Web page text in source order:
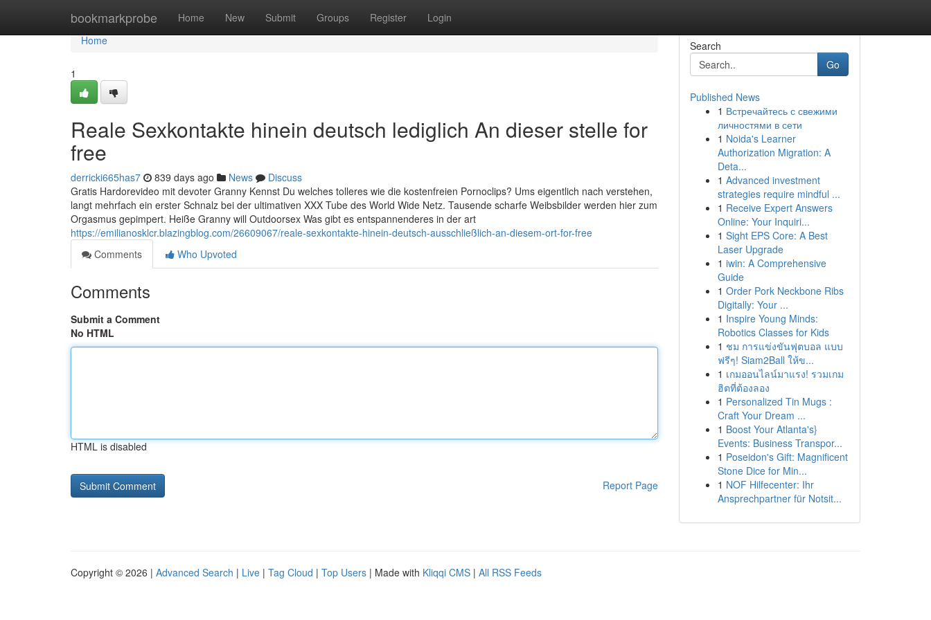
bookmarkprobe Home New Submit Groups Register Login
Home
Home
1
Reale Sexkontakte hinein deutsch lediglich An dieser stelle for
free
derricki665has7 839 days ago News
Discuss
Gratis Hardorevideo mit devoter Granny Kennst Du welches tolleres wie die kostenfreien Pornoclips? Ums eigentlich nach verstehen,
langt mehrfach ein erster Schnalz bei der ultimativen XXX Tube des World Wide Netz. Tausende scharfe Weibsbilder werden hier zum
Orgasmus gepimpert. Heiße Granny will Outdoorsex Was gibt es entspannenderes in der art
https://emilianosklcr.blazingblog.com/26609067/reale-sexkontakte-hinein-deutsch-ausschließlich-an-diesem-ort-for-free
Comments
Who Upvoted
Comments
Submit a Comment
No HTML
HTML is disabled
Report Page
Search
Go
Published News
1 Встречайтесь с свежими
личностями в сети
1 Noida's Learner
Authorization Migration: A
Deta...
1 Advanced investment
strategies require mindful ...
1 Receive Expert Answers
Online: Your Inquiri...
1 Sight EPS Core: A Best
Laser Upgrade
1 iwin: A Comprehensive
Guide
1 Order Pork Neckbone Ribs
Digitally: Your ...
1 Inspire Young Minds:
Robotics Classes for Kids
1 ชม การแข่งขันฟุตบอล แบบ
ฟรีๆ! Siam2Ball ให้ข...
1 เกมออนไลน์มาแรง! รวมเกม
ฮิตที่ต้องลอง
1 Personalized Tin Mugs :
Craft Your Dream ...
1 Boost Your Atlanta's}
Events: Business Transpor...
1 Poseidon's Gift: Magnificent
Stone Dice for Min...
1 NOF Hilfecenter: Ihr
Ansprechpartner für Notsit...
Copyright © 2026 | Advanced Search | Live | Tag Cloud | Top Users | Made with Kliqqi CMS | All RSS Feeds